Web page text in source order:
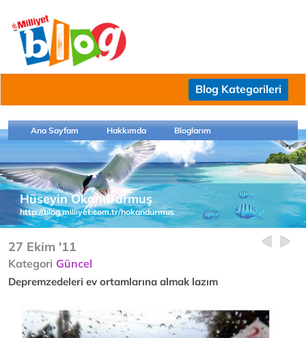
Blog Kategorileri
Ana Sayfam Hakkımda Bloglarım
Hüseyin Okan Durmuş
http://blog.milliyet.com.tr/hokandurmus
27 Ekim '11
Kategori Güncel
Depremzedeleri ev ortamlarına almak lazım